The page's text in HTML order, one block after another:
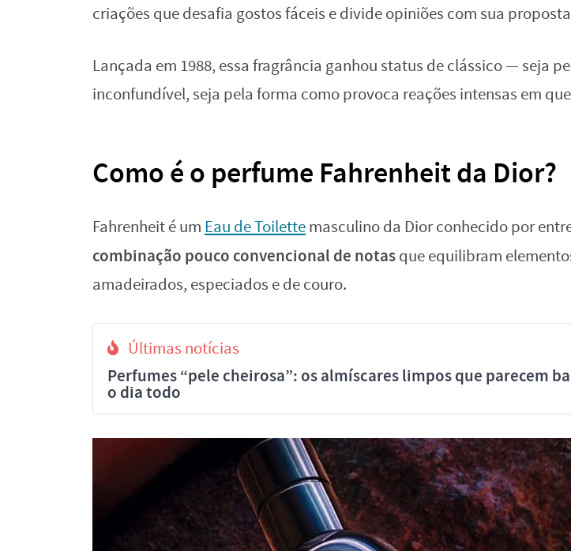
criações que desafia gostos fáceis e divide opiniões com sua
Lançada em 1988, essa fragrância ganhou status de clássico — seja
inconfundível, seja pela forma como provoca reações intensas em
Como é o perfume Fahrenheit da Dior?
Fahrenheit é um Eau de Toilettemasculino da Dior conhecido por
combinação pouco convencional de notasque equilibram
amadeirados, especiados e de couro.
Últimas notícias
Perfumes “pele cheirosa”: os almíscares limpos que parecem
o dia todo